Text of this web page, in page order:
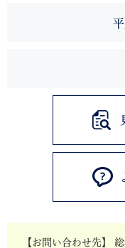
【お問い合わせ先】